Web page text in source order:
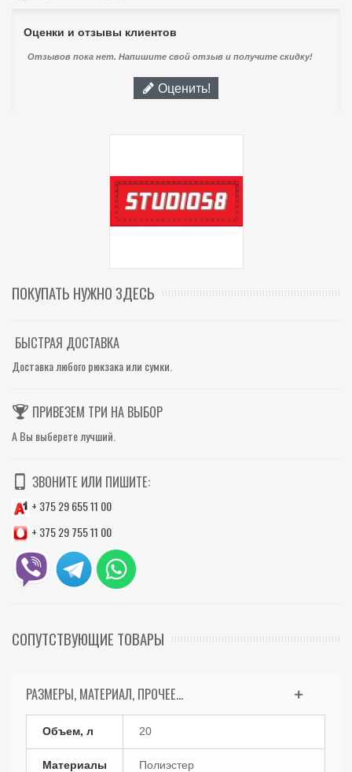
Оценки и отзывы клиентов
Отзывов пока нет. Напишите свой отзыв и получите скидку!
Оценить!
ПОКУПАТЬ НУЖНО ЗДЕСЬ
БЫСТРАЯ ДОСТАВКА
Доставка любого рюкзака или сумки.
ПРИВЕЗЕМ ТРИ НА ВЫБОР
А Вы выберете лучший.
ЗВОНИТЕ ИЛИ ПИШИТЕ:
+ 375 29 655 11 00
+ 375 29 755 11 00
СОПУТСТВУЮЩИЕ ТОВАРЫ
РАЗМЕРЫ, МАТЕРИАЛ, ПРОЧЕЕ...
Объем, л 20
Материалы Полиэстер